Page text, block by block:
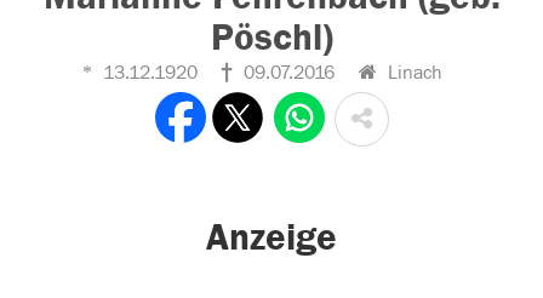
Pöschl)
13.12.1920 09.07.2016 Linach
Anzeige